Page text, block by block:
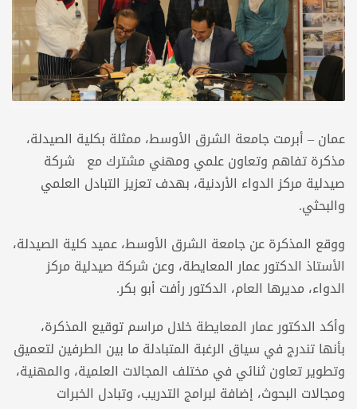
عمان – أبرمت جامعة الشرق الأوسط، ممثلة بكلية الصيدلة،
مذكرة تفاهم وتعاون علمي ومهني مشترك مع شركة
صيدلية مركز الدواء الأردنية، بهدف تعزيز التبادل العلمي
والبحثي.
ووقع المذكرة عن جامعة الشرق الأوسط، عميد كلية الصيدلة،
الأستاذ الدكتور عمار المعايطة، وعن شركة صيدلية مركز
الدواء، مديرها العام، الدكتور رأفت أبو بكر.
وأكد الدكتور عمار المعايطة خلال مراسم توقيع المذكرة،
بأنها تندرج في سياق الرغبة المتبادلة ما بين الطرفين لتعميق
وتطوير تعاون ثنائي في مختلف المجالات العلمية، والمهنية،
ومجالات البحوث، إضافة لبرامج التدريب، وتبادل الخبرات